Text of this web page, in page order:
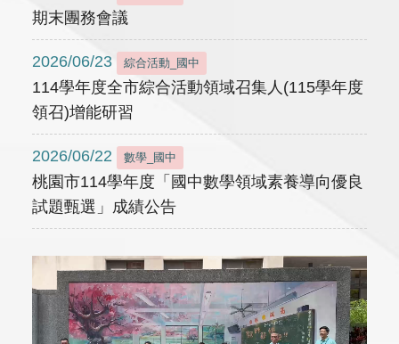
期末團務會議
2026/06/23 綜合活動_國中
114學年度全市綜合活動領域召集人(115學年度
領召)增能研習
2026/06/22 數學_國中
桃園市114學年度「國中數學領域素養導向優良
試題甄選」成績公告